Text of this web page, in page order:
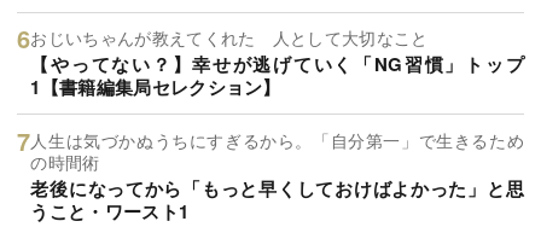
おじいちゃんが教えてくれた 人として大切なこと
【やってない？】幸せが逃げていく「NG習慣」トップ
1【書籍編集局セレクション】
人生は気づかぬうちにすぎるから。「自分第一」で生きるため
の時間術
老後になってから「もっと早くしておけばよかった」と思
うこと・ワースト1